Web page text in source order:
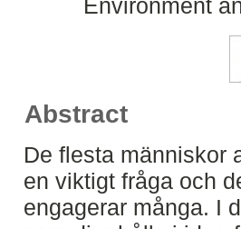
Environment
Abstract
De flesta människor
en viktigt fråga och
engagerar många. I